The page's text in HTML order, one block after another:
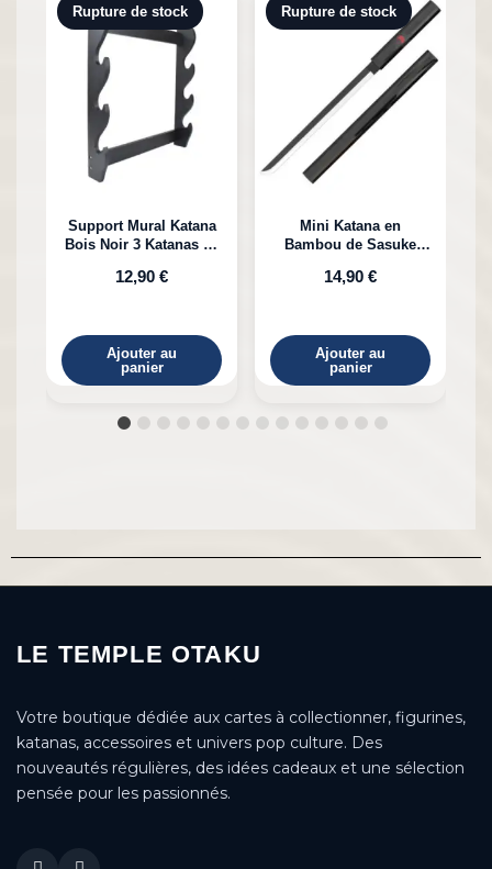
Rupture de stock
Support Mural Katana
Bois Noir 3 Katanas en
12,90 €
Ajouter au
panier
Rupture de stock
Mini Katana en
Bambou de Sasuke
14,90 €
Ajouter au
panier
LE TEMPLE OTAKU
Votre boutique dédiée aux cartes à collectionner, figurines,
katanas, accessoires et univers pop culture. Des
nouveautés régulières, des idées cadeaux et une sélection
pensée pour les passionnés.